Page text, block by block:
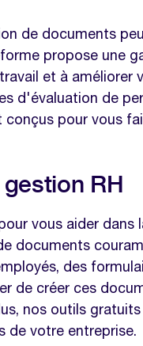
de documents
propose une
et à améliorer
d'évaluation de
pour vous
RH
vous aider dans
documents
des
de créer ces
nos outils
de votre entreprise.